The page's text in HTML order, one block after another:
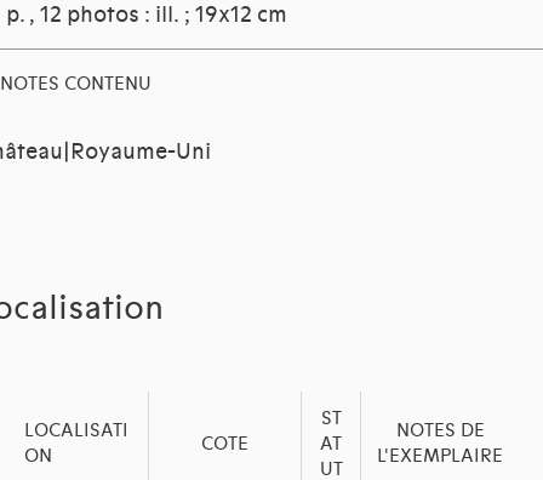
p. , 12 photos : ill. ; 19x12 cm
NOTES CONTENU
Uni
LOCALISATI
ON
COTE
ST
AT
UT
NOTES DE
L'EXEMPLAIRE